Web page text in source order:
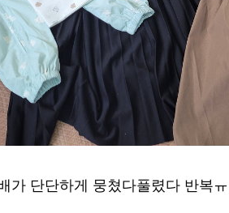
가 단단하게 뭉쳤다풀렸다 반복ㅠ